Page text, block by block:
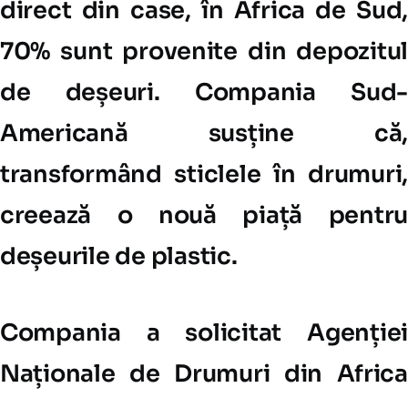
direct din case, în Africa de Sud,
70% sunt provenite din depozitul
de deșeuri. Compania Sud-
Americană susține că,
transformând sticlele în drumuri,
creează o nouă piață pentru
deșeurile de plastic.
Compania a solicitat Agenției
Naționale de Drumuri din Africa